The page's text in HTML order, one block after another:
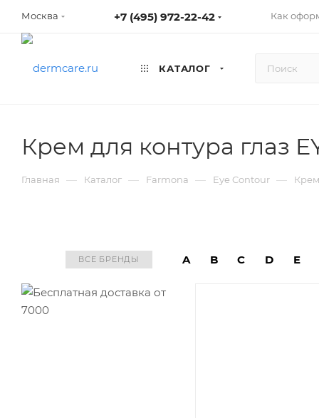
Москва +7 (495) 972-22-42 Как
КАТАЛОГ
Крем для контура глаз
Главная — Каталог — Farmona — Eye Contour —
ВСЕ БРЕНДЫ A B C D E